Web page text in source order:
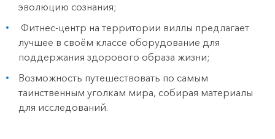
эволюцию сознания;
Фитнес-центр на территории виллы предлагает
лучшее в своём классе оборудование для
поддержания здорового образа жизни;
Возможность путешествовать по самым
таинственным уголкам мира, собирая материалы
для исследований.